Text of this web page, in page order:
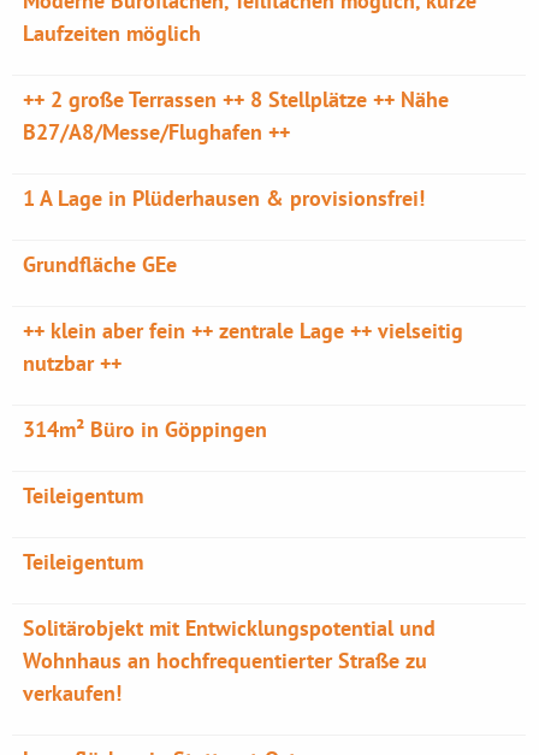
Laufzeiten möglich
++ 2 große Terrassen ++ 8 Stellplätze ++ Nähe
B27/A8/Messe/Flughafen ++
1 A Lage in Plüderhausen & provisionsfrei!
Grundfläche GEe
++ klein aber fein ++ zentrale Lage ++ vielseitig
nutzbar ++
314m² Büro in Göppingen
Teileigentum
Teileigentum
Solitärobjekt mit Entwicklungspotential und
Wohnhaus an hochfrequentierter Straße zu
verkaufen!